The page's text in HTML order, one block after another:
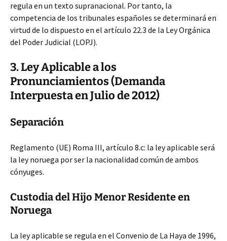
regula en un texto supranacional. Por tanto, la
competencia de los tribunales españoles se determinará en
virtud de lo dispuesto en el artículo 22.3 de la Ley Orgánica
del Poder Judicial (LOPJ).
3. Ley Aplicable a los
Pronunciamientos (Demanda
Interpuesta en Julio de 2012)
Separación
Reglamento (UE) Roma III, artículo 8.c: la ley aplicable será
la ley noruega por ser la nacionalidad común de ambos
cónyuges.
Custodia del Hijo Menor Residente en
Noruega
La ley aplicable se regula en el Convenio de La Haya de 1996,